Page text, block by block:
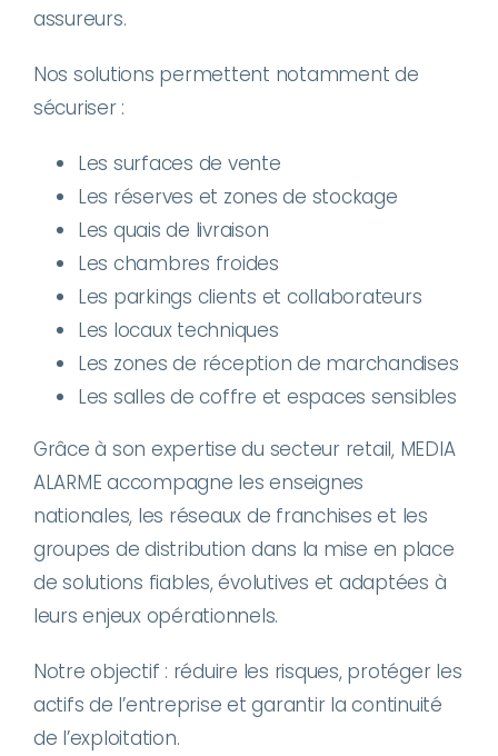
assureurs.
Nos solutions permettent notamment de
sécuriser :
Les surfaces de vente
Les réserves et zones de stockage
Les quais de livraison
Les chambres froides
Les parkings clients et collaborateurs
Les locaux techniques
Les zones de réception de marchandises
Les salles de coffre et espaces sensibles
Grâce à son expertise du secteur retail, MEDIA
ALARME accompagne les enseignes
nationales, les réseaux de franchises et les
groupes de distribution dans la mise en place
de solutions fiables, évolutives et adaptées à
leurs enjeux opérationnels.
Notre objectif : réduire les risques, protéger les
actifs de l’entreprise et garantir la continuité
de l’exploitation.